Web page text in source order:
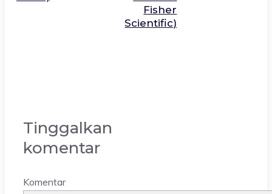
Fisher
Scientific)
Tinggalkan
komentar
Komentar